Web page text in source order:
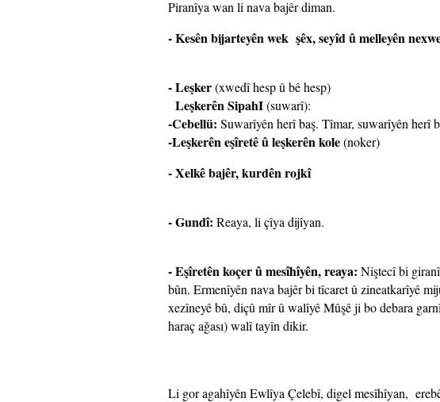
Piranîya wan li nava bajêr diman.
- Kesên bijarteyên wek şêx, seyîd û melleyên
- Leşker(xwedî hesp û bê hesp)
Leşkerên SipahI(suwarî):
-Cebellü: Suwarîyên herî baş. Tîmar, suwarîyên herî
-Leşkerên eşîretê û leşkerên kole(noker)
- Xelkê bajêr, kurdên rojkî
- Gundî: Reaya, li çîya dijîyan.
- Eşîretên koçer û mesîhîyên, reaya: Niştecî bi
bûn. Ermenîyên nava bajêr bi tîcaret û zineatkarîyê
xezîneyê bû, diçû mîr û walîyê Mûşê ji bo debara
haraç ağası) walî tayîn dikir.
Li gor agahîyên Ewlîya Çelebî, digel mesîhîyan,